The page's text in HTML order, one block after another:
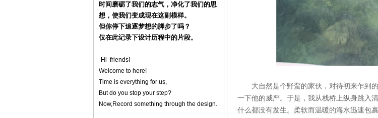
时间磨砺了我们的志气，净化了我们的思
想，使我们变成现在这副模样。
但你停下追逐梦想的脚步了吗？
仅在此记录下设计历程中的片段。
Hi friends!
Welcome to here!
Time is everything for us,
But do you stop your step?
Now,Record something through the design.
大自然是个野蛮的家伙，对待初来乍到
一下他的威严。于是，我从栈桥上纵身跳入
什么都没有发生。柔软而温暖的海水迅速包